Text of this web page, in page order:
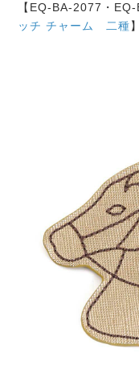
【EQ-BA-2077・
ッチ チャーム 二種】